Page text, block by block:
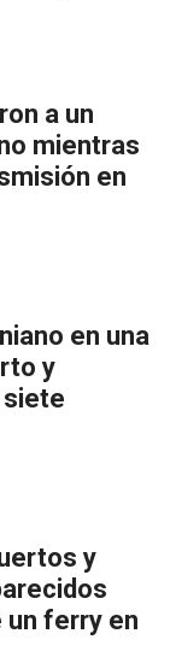
a un
mientras
en
en una
y
siete
y
un ferry en